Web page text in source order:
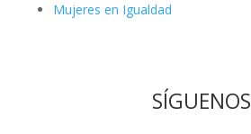
Mujeres en Igualdad
SÍGUENOS